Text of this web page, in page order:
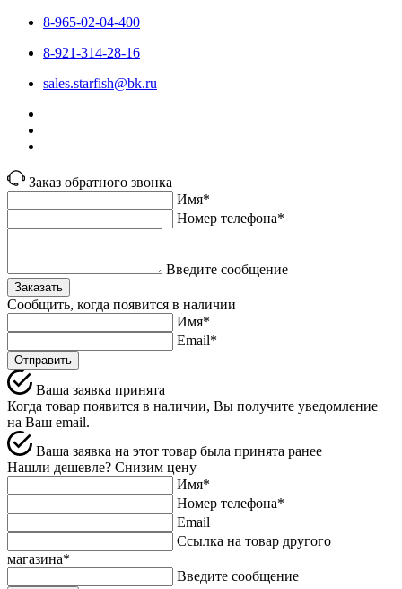
8-965-02-04-400
8-921-314-28-16
sales.starfish@bk.ru
Заказ обратного звонка
Имя*
Номер телефона*
Введите сообщение
Заказать
Сообщить, когда появится в наличии
Имя*
Email*
Отправить
Ваша заявка принята
Когда товар появится в наличии, Вы получите уведомление
на Ваш email.
Ваша заявка на этот товар была принята ранее
Нашли дешевле? Снизим цену
Имя*
Номер телефона*
Email
Ссылка на товар другого
магазина*
Введите сообщение